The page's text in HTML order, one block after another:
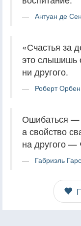
Антуан де
«Счастья за
это слышишь
ни другого.
Роберт
Ошибаться —
а свойство
на другого —
Габриэль